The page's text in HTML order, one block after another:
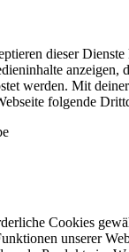
dieser
anzeigen,
werden. Mit
folgende
Cookies
unserer